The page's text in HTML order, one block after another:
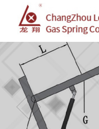
Home
ABOUT
US
PRODUCTS